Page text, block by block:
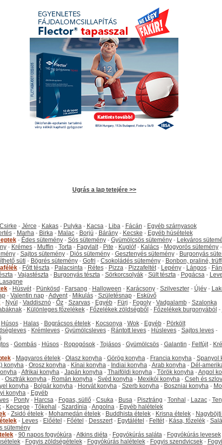
Ugrás a lap tetejére >>
- Jérce - Kakas- Pulyka- Kacsa- Liba- Fácán - Egyéb szárnyasok
- Marha- Birka- Malac- Borjú - Bárány- Kecske - Egyéb húsételek
- Édes sütemény- Sós sütemény- Gyümölcsös sütemény- Lekváros
- Krémes- Muffin - Torta- Fagylalt- Pite - Kuglóf- Kalács- Mogyorós sütemény-
- Sajtos sütemény- Diós sütemény- Gesztenyés sütemény- Burgonyás
süti - Bögrés sütemény- Gofri - Csokoládés sütemény- Bonbon, praliné,
- Főtt tészta- Palacsinta- Rétes- Pizza- Pizzafeltét- Lepény- Lángos-
- Vajastészta- Burgonyás tészta- Sörkorcsolyák- Sült tészta- Pogácsa-
- Húsvét- Pünkösd - Farsang - Halloween - Karácsony- Szilveszter- Újév-
- Valentin nap-Advent- Mikulás- Születésnap- Esküvő
- Nyúl - Vaddisznó- Őz- Szarvas- Egyéb- Fürj - Fogoly- Vadgalamb- Szalonka
- Különleges főzelékek- Főzelékek zöldségből - Főzelékek burgonyából -
Húsos- Halas- Bográcsos ételek- Kocsonya- Wok- Egyéb- Pörkölt
- Krémleves- Gyümölcsleves- Rántott leves- Húsleves- Sajtos leves-
- Gombás- Húsos- Ropogósok- Tojásos- Gyümölcsös- Galantin - Felfújt-
- Magyaros ételek- Olasz konyha- Görög konyha- Francia konyha- Spanyol
konyha- Orosz konyha- Kínai konyha- Indiai konyha-Arab konyha- Dél-
-Afrikai konyha- Japán konyha- Thaiföldi konyha- Török konyha-Angol
- Osztrák konyha- Román konyha- Svéd konyha- Mexikói konyha- Cseh és
konyha- Bolgár konyha- Horvát konyha- Szerb konyha- Boszniai konyha-
konyha- Egyéb
- Ponty- Harcsa- Fogas, süllő- Csuka- Busa- Pisztráng - Tonhal - Lazac-
- Kecsege - Tőkehal - Szardínia-Angolna- Egyéb halételek
- Zsidó ételek- Mohamedán ételek- Buddhista ételek- Krisna ételek-
- Leves- Előétel - Főétel - Desszert- Egytálétel - Feltét- Kása, főzelék-
sütemény
- 90 napos fogyókúra-Atkins diéta- Fogyókúrás saláta- Fogyókúrás levesek
- Fogyis zöldségételek- Fogyókúrás halételek- Fogyis szendvicsek-